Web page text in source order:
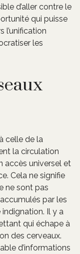
d’aller contre le
qui puisse
l’unification
les
celle de la
la circulation
accès universel et
Cela ne signifie
ne sont pas
par les
Il y a
qui échape à
des cerveaux.
d’informations